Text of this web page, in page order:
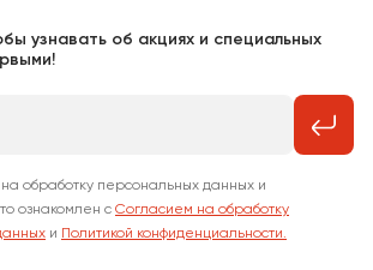
узнавать об акциях и специальных
обработку персональных данных и
ознакомлен с Согласием на обработку
и Политикой конфиденциальности.